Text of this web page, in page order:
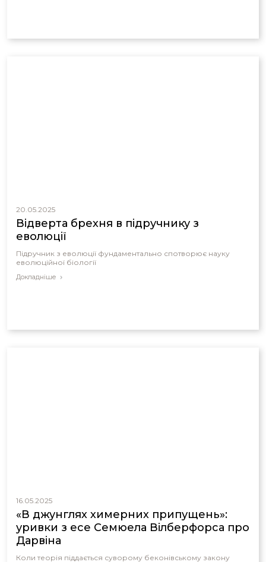
20.05.2025
Відверта брехня в підручнику з
еволюції
Підручник з еволюції фундаментально спотворює науку
еволюційної біології
Докладніше
16.05.2025
«В джунглях химерних припущень»:
уривки з есе Семюела Вілберфорса про
Дарвіна
Коли теорія піддається суворому беконівському закону